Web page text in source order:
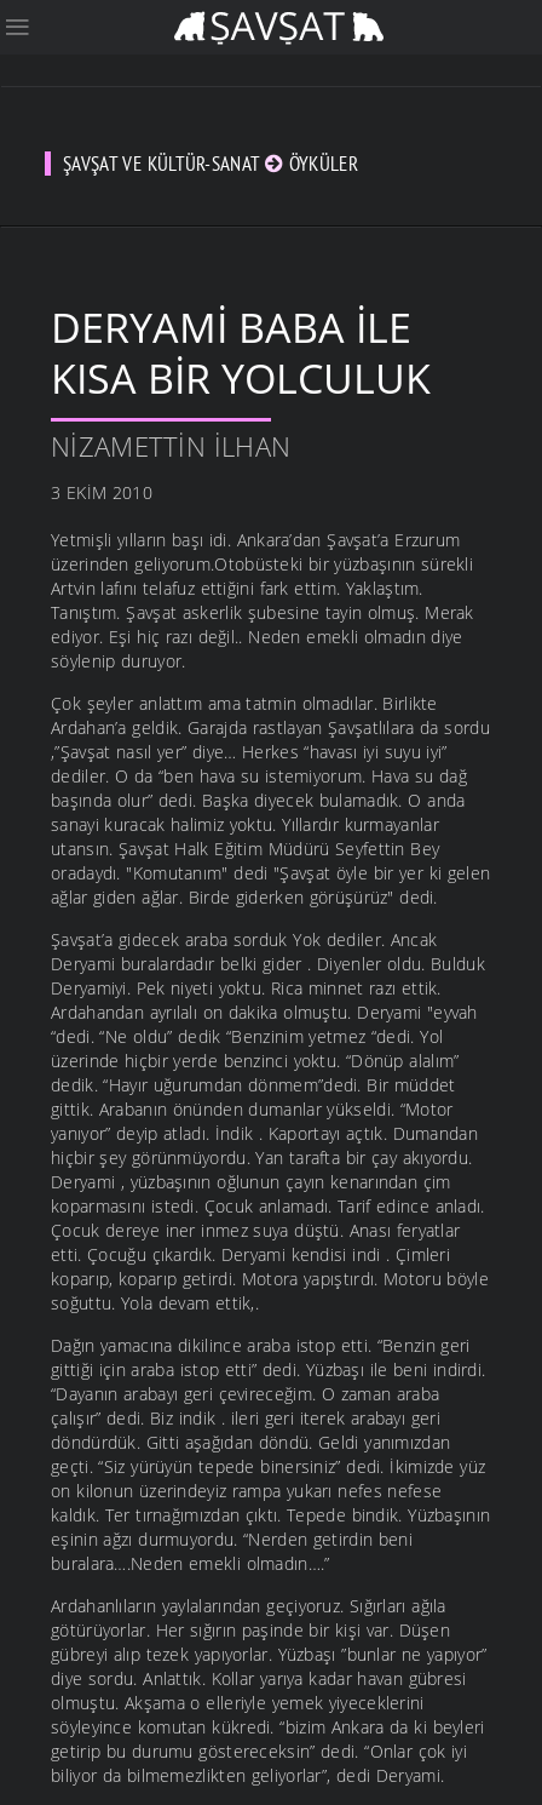
ŞAVŞAT VE KÜLTÜR-SANAT ÖYKÜLER
DERYAMI BABA İLE
KISA BIR YOLCULUK
NIZAMETTIN İLHAN
3 EKIM 2010
Yetmişli yılların başı idi. Ankara’dan Şavşat’a Erzurum
üzerinden geliyorum.Otobüsteki bir yüzbaşının sürekli
Artvin lafını telafuz ettiğini fark ettim. Yaklaştım.
Tanıştım. Şavşat askerlik şubesine tayin olmuş. Merak
ediyor. Eşi hiç razı değil.. Neden emekli olmadın diye
söylenip duruyor.
Çok şeyler anlattım ama tatmin olmadılar. Birlikte
Ardahan’a geldik. Garajda rastlayan Şavşatlılara da sordu
,”Şavşat nasıl yer” diye… Herkes “havası iyi suyu iyi”
dediler. O da “ben hava su istemiyorum. Hava su dağ
başında olur” dedi. Başka diyecek bulamadık. O anda
sanayi kuracak halimiz yoktu. Yıllardır kurmayanlar
utansın. Şavşat Halk Eğitim Müdürü Seyfettin Bey
oradaydı. "Komutanım" dedi "Şavşat öyle bir yer ki gelen
ağlar giden ağlar. Birde giderken görüşürüz" dedi.
Şavşat’a gidecek araba sorduk Yok dediler. Ancak
Deryami buralardadır belki gider . Diyenler oldu. Bulduk
Deryamiyi. Pek niyeti yoktu. Rica minnet razı ettik.
Ardahandan ayrılalı on dakika olmuştu. Deryami "eyvah
“dedi. “Ne oldu” dedik “Benzinim yetmez “dedi. Yol
üzerinde hiçbir yerde benzinci yoktu. “Dönüp alalım”
dedik. “Hayır uğurumdan dönmem”dedi. Bir müddet
gittik. Arabanın önünden dumanlar yükseldi. “Motor
yanıyor” deyip atladı. İndik . Kaportayı açtık. Dumandan
hiçbir şey görünmüyordu. Yan tarafta bir çay akıyordu.
Deryami , yüzbaşının oğlunun çayın kenarından çim
koparmasını istedi. Çocuk anlamadı. Tarif edince anladı.
Çocuk dereye iner inmez suya düştü. Anası feryatlar
etti. Çocuğu çıkardık. Deryami kendisi indi . Çimleri
koparıp, koparıp getirdi. Motora yapıştırdı. Motoru böyle
soğuttu. Yola devam ettik,.
Dağın yamacına dikilince araba istop etti. “Benzin geri
gittiği için araba istop etti” dedi. Yüzbaşı ile beni indirdi.
“Dayanın arabayı geri çevireceğim. O zaman araba
çalışır” dedi. Biz indik . ileri geri iterek arabayı geri
döndürdük. Gitti aşağıdan döndü. Geldi yanımızdan
geçti. “Siz yürüyün tepede binersiniz” dedi. İkimizde yüz
on kilonun üzerindeyiz rampa yukarı nefes nefese
kaldık. Ter tırnağımızdan çıktı. Tepede bindik. Yüzbaşının
eşinin ağzı durmuyordu. “Nerden getirdin beni
buralara….Neden emekli olmadın….”
Ardahanlıların yaylalarından geçiyoruz. Sığırları ağıla
götürüyorlar. Her sığırın paşinde bir kişi var. Düşen
gübreyi alıp tezek yapıyorlar. Yüzbaşı ”bunlar ne yapıyor”
diye sordu. Anlattık. Kollar yarıya kadar havan gübresi
olmuştu. Akşama o elleriyle yemek yiyeceklerini
söyleyince komutan kükredi. “bizim Ankara da ki beyleri
getirip bu durumu göstereceksin” dedi. “Onlar çok iyi
biliyor da bilmemezlikten geliyorlar”, dedi Deryami.